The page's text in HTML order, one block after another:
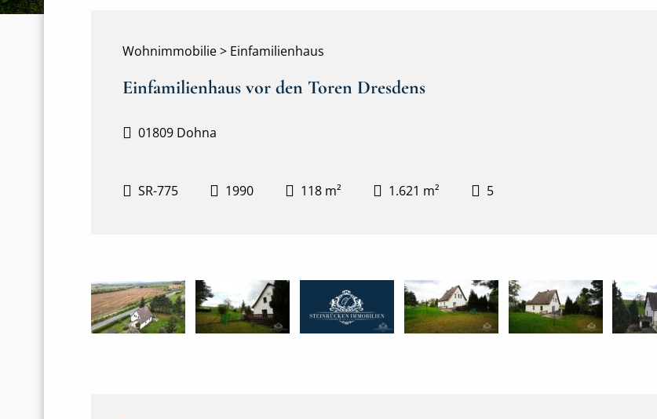
Wohnimmobilie > Einfamilienhaus
Einfamilienhaus vor den Toren Dresdens
01809 Dohna
SR-775 1990 118 m² 1.621 m² 5